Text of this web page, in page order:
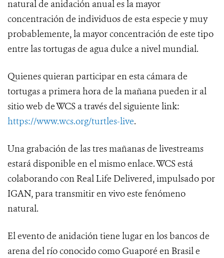
natural de anidación anual es la mayor
concentración de individuos de esta especie y muy
probablemente, la mayor concentración de este tipo
entre las tortugas de agua dulce a nivel mundial.
Quienes quieran participar en esta cámara de
tortugas a primera hora de la mañana pueden ir al
sitio web de WCS a través del siguiente link:
https://www.wcs.org/turtles-live.
Una grabación de las tres mañanas de livestreams
estará disponible en el mismo enlace. WCS está
colaborando con Real Life Delivered, impulsado por
IGAN, para transmitir en vivo este fenómeno
natural.
El evento de anidación tiene lugar en los bancos de
arena del río conocido como Guaporé en Brasil e